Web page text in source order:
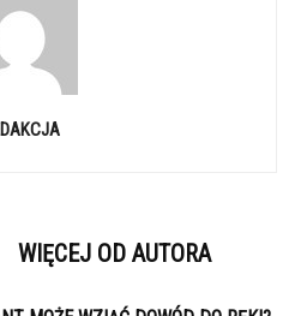
WIĘCEJ OD AUTORA